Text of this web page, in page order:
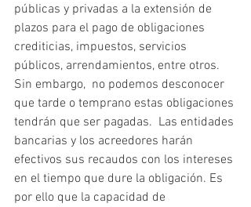
públicas y privadas a la extensión de
plazos para el pago de obligaciones
crediticias, impuestos, servicios
públicos, arrendamientos, entre otros.
Sin embargo,  no podemos desconocer
que tarde o temprano estas obligaciones
tendrán que ser pagadas.  Las entidades
bancarias y los acreedores harán
efectivos sus recaudos con los intereses
en el tiempo que dure la obligación. Es
por ello que la capacidad de